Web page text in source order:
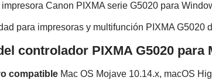
Canon PIXMA serie G5020 para
para impresoras y multifunción PIXMA G5020
controlador PIXMA G5020 para
compatible Mac OS Mojave 10.14.x, macOS